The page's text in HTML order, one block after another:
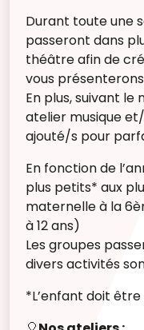
Durant toute une
passeront dans
théâtre afin de
vous
En plus, suivant le
atelier musique
ajouté/s pour
En fonction de
plus petits* aux
maternelle à la
à 12 ans)
Les groupes
divers activités
*L’enfant doit